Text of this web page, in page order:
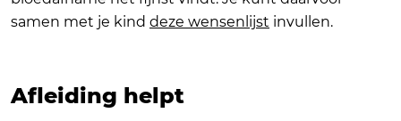
samen met je kind deze wensenlijst invullen.
Afleiding helpt